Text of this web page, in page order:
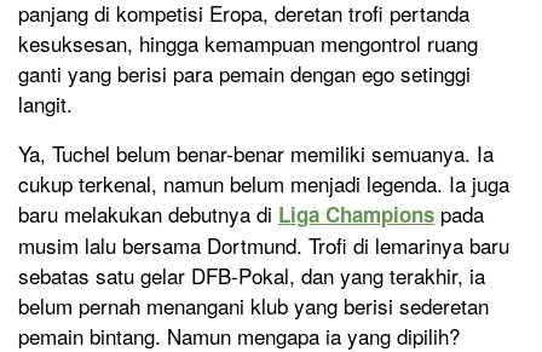
panjang di kompetisi Eropa, deretan trofi pertanda
kesuksesan, hingga kemampuan mengontrol ruang
ganti yang berisi para pemain dengan ego setinggi
langit.
Ya, Tuchel belum benar-benar memiliki semuanya. Ia
cukup terkenal, namun belum menjadi legenda. Ia juga
baru melakukan debutnya di Liga Champions pada
musim lalu bersama Dortmund. Trofi di lemarinya baru
sebatas satu gelar DFB-Pokal, dan yang terakhir, ia
belum pernah menangani klub yang berisi sederetan
pemain bintang. Namun mengapa ia yang dipilih?